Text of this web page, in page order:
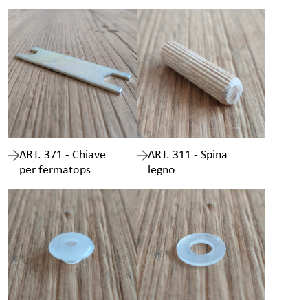
ART. 371 - Chiave
per fermatops
ART. 311 - Spina
legno